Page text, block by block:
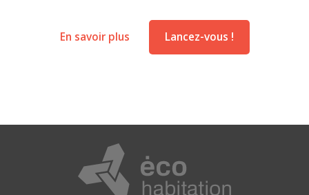
En savoir plus Lancez-vous !